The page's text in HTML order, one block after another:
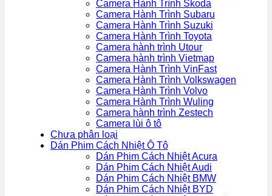
Camera Hành Trình Skoda
Camera Hành Trình Subaru
Camera Hành Trình Suzuki
Camera Hành Trình Toyota
Camera hành trình Utour
Camera hành trình Vietmap
Camera Hành Trình VinFast
Camera Hành Trình Volkswagen
Camera Hành Trình Volvo
Camera Hành Trình Wuling
Camera hành trình Zestech
Camera lùi ô tô
Chưa phân loại
Dán Phim Cách Nhiệt Ô Tô
Dán Phim Cách Nhiệt Acura
Dán Phim Cách Nhiệt Audi
Dán Phim Cách Nhiệt BMW
Dán Phim Cách Nhiệt BYD